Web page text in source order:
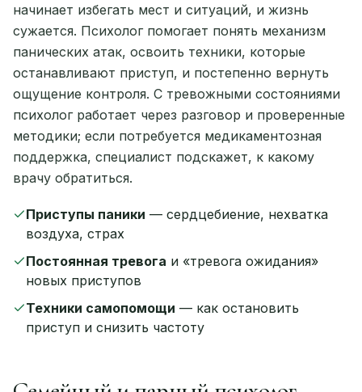
начинает избегать мест и ситуаций, и жизнь
сужается. Психолог помогает понять механизм
панических атак, освоить техники, которые
останавливают приступ, и постепенно вернуть
ощущение контроля. С тревожными состояниями
психолог работает через разговор и проверенные
методики; если потребуется медикаментозная
поддержка, специалист подскажет, к какому
врачу обратиться.
Приступы паники — сердцебиение, нехватка
воздуха, страх
Постоянная тревога и «тревога ожидания»
новых приступов
Техники самопомощи — как остановить
приступ и снизить частоту